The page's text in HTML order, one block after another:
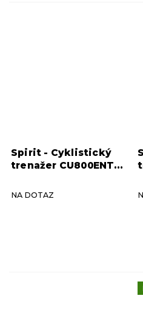
Spirit - Cyklistický
trenažer CU800ENT
NA DOTAZ